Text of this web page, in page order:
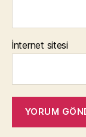
İnternet sitesi